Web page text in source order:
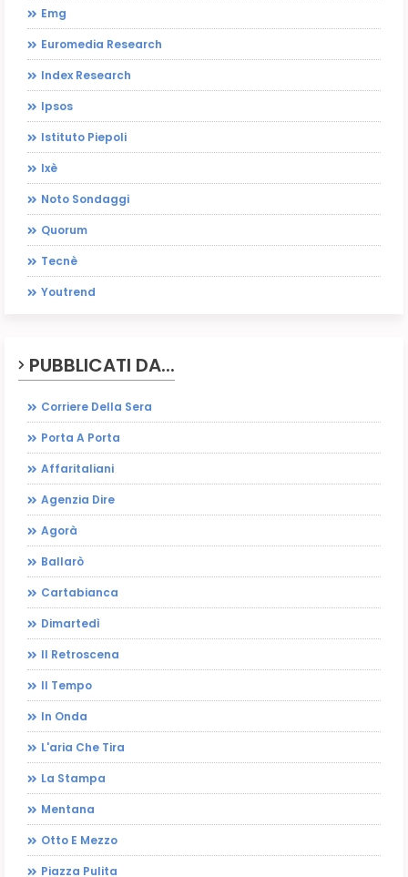
Emg
Euromedia Research
Index Research
Ipsos
Istituto Piepoli
Ixè
Noto Sondaggi
Quorum
Tecnè
Youtrend
PUBBLICATI DA...
Corriere Della Sera
Porta A Porta
Affaritaliani
Agenzia Dire
Agorà
Ballarò
Cartabianca
Dimartedì
Il Retroscena
Il Tempo
In Onda
L'aria Che Tira
La Stampa
Mentana
Otto E Mezzo
Piazza Pulita